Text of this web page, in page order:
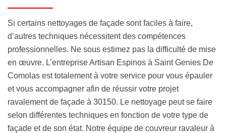
Si certains nettoyages de façade sont faciles à faire,
d’autres techniques nécessitent des compétences
professionnelles. Ne sous estimez pas la difficulté de mise
en œuvre. L’entreprise Artisan Espinos à Saint Genies De
Comolas est totalement à votre service pour vous épauler
et vous accompagner afin de réussir votre projet
ravalement de façade à 30150. Le nettoyage peut se faire
selon différentes techniques en fonction de votre type de
façade et de son état. Notre équipe de couvreur ravaleur à